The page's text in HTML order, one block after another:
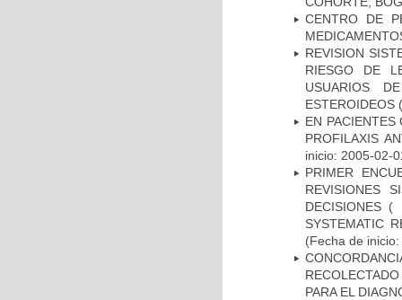
CENTRO DE
REVISION
RIESGO DE
USUARIOS
ESTEROIDEOS
EN PACIENTES
PROFILAXIS
inicio: 2005-02-
PRIMER
REVISIONES
DECISIONES (
SYSTEMATIC
(Fecha de
PARA EL